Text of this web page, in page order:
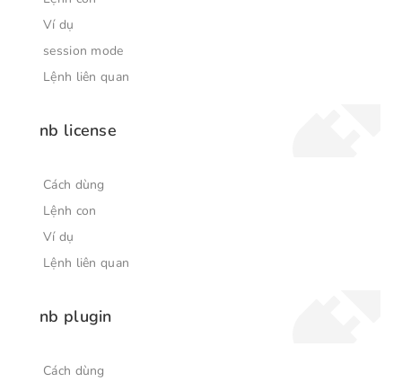
Ví dụ
session mode
Lệnh liên quan
nb license
Cách dùng
Lệnh con
Ví dụ
Lệnh liên quan
nb plugin
Cách dùng